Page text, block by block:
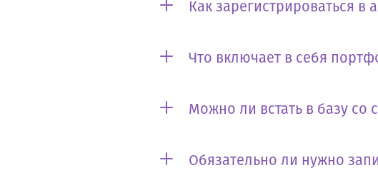
Как зарегистрироваться в
Что включает в себя
Можно ли встать в базу
Обязательно ли нужно